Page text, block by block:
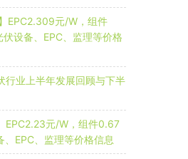
EPC2.309元/W，组件
设备、EPC、监理等价格
行业上半年发展回顾与下半
EPC2.23元/W，组件0.67
EPC、监理等价格信息